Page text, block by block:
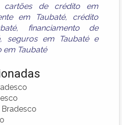
cartões de crédito em
em Taubaté, crédito
,
financiamento de
, seguros em Taubatée
em Taubaté